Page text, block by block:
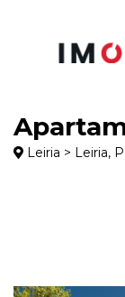
Leiria > Leiria,